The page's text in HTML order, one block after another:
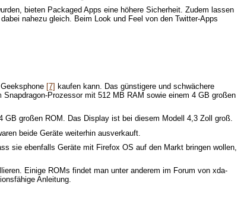
bieten Packaged Apps eine höhere Sicherheit. Zudem lassen
nahezu gleich. Beim Look und Feel von den Twitter-Apps
[7] kaufen kann. Das günstigere und schwächere
Prozessor mit 512 MB RAM sowie einem 4 GB großen
großen ROM. Das Display ist bei diesem Modell 4,3 Zoll groß.
beide Geräte weiterhin ausverkauft.
sie ebenfalls Geräte mit Firefox OS auf den Markt bringen wollen,
Einige ROMs findet man unter anderem im Forum von xda-
Anleitung.